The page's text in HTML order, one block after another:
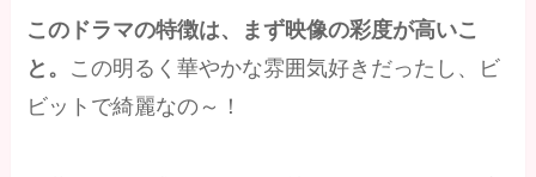
このドラマの特徴は、まず映像の彩度が高いこ
と。 この明るく華やかな雰囲気好きだったし、ビ
ビットで綺麗なの～！